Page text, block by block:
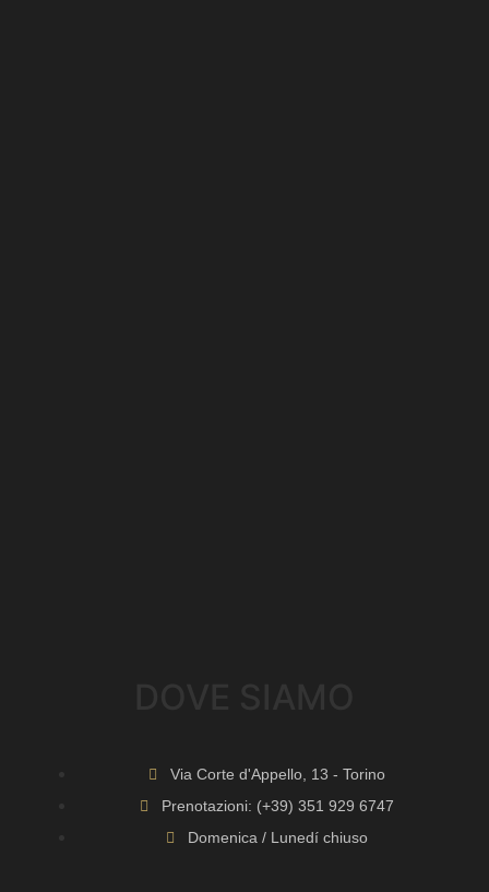
Via Corte d'Appello, 13 - Torino
Prenotazioni: (+39) 351 929 6747
Domenica / Lunedí chiuso